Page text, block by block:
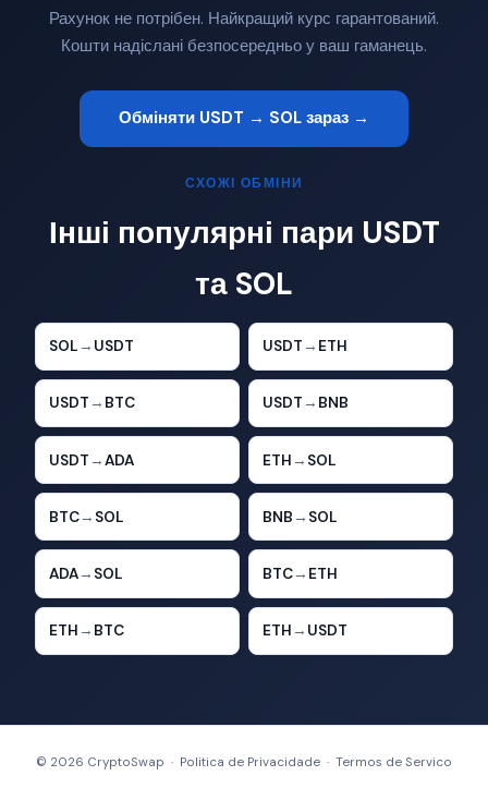
Рахунок не потрібен. Найкращий курс гарантований.
Кошти надіслані безпосередньо у ваш гаманець.
Обміняти USDT → SOL зараз →
СХОЖІ ОБМІНИ
Інші популярні пари USDT
та SOL
SOL → USDT USDT → ETH
USDT → BTC USDT → BNB
USDT →ADA ETH → SOL
BTC→ SOL BNB → SOL
ADA→ SOL BTC→ ETH
ETH → BTC ETH → USDT
© 2026 CryptoSwap · Politica de Privacidade · Termos de Servico